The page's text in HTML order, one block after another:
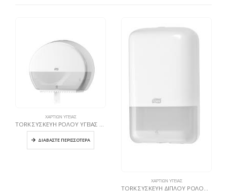
ΧΑΡΤΙΏΝ ΥΓΕΊΑΣ
TORK ΣΥΣΚΕΥΗ ΡΟΛΟΥ ΥΓΕΙΑΣ Mini Jumbo ΛΕΥΚΗ
ΔΙΑΒΆΣΤΕ ΠΕΡΙΣΣΌΤΕΡΑ
ΧΑΡΤΙΏΝ ΥΓΕΊΑΣ
TORK ΣΥΣΚΕΥΗ ΔΙΠΛΟΥ ΡΟΛΟΥ ΥΓΕΙΑΣ Mid -Side